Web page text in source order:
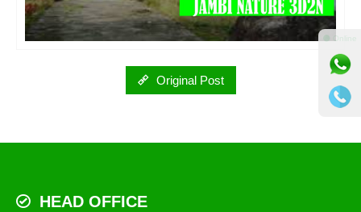
Original Post
HEAD OFFICE
⚫ Online